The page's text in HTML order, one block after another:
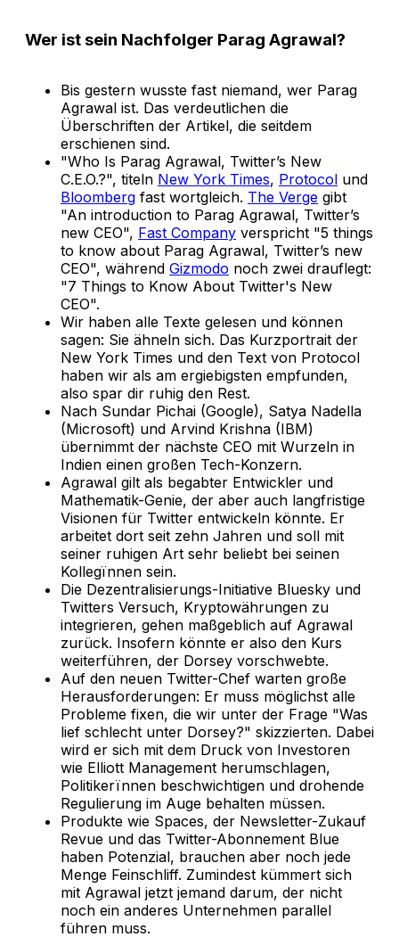
Wer ist sein Nachfolger Parag Agrawal?
Bis gestern wusste fast niemand, wer Parag
Agrawal ist. Das verdeutlichen die
Überschriften der Artikel, die seitdem
erschienen sind.
"Who Is Parag Agrawal, Twitter’s New
C.E.O.?", titeln New York Times, Protocol und
Bloomberg fast wortgleich. The Verge gibt
"An introduction to Parag Agrawal, Twitter’s
new CEO", Fast Company verspricht "5 things
to know about Parag Agrawal, Twitter’s new
CEO", während Gizmodo noch zwei drauflegt:
"7 Things to Know About Twitter's New
CEO".
Wir haben alle Texte gelesen und können
sagen: Sie ähneln sich. Das Kurzportrait der
New York Times und den Text von Protocol
haben wir als am ergiebigsten empfunden,
also spar dir ruhig den Rest.
Nach Sundar Pichai (Google), Satya Nadella
(Microsoft) und Arvind Krishna (IBM)
übernimmt der nächste CEO mit Wurzeln in
Indien einen großen Tech-Konzern.
Agrawal gilt als begabter Entwickler und
Mathematik-Genie, der aber auch langfristige
Visionen für Twitter entwickeln könnte. Er
arbeitet dort seit zehn Jahren und soll mit
seiner ruhigen Art sehr beliebt bei seinen
Kollegïnnen sein.
Die Dezentralisierungs-Initiative Bluesky und
Twitters Versuch, Kryptowährungen zu
integrieren, gehen maßgeblich auf Agrawal
zurück. Insofern könnte er also den Kurs
weiterführen, der Dorsey vorschwebte.
Auf den neuen Twitter-Chef warten große
Herausforderungen: Er muss möglichst alle
Probleme fixen, die wir unter der Frage "Was
lief schlecht unter Dorsey?" skizzierten. Dabei
wird er sich mit dem Druck von Investoren
wie Elliott Management herumschlagen,
Politikerïnnen beschwichtigen und drohende
Regulierung im Auge behalten müssen.
Produkte wie Spaces, der Newsletter-Zukauf
Revue und das Twitter-Abonnement Blue
haben Potenzial, brauchen aber noch jede
Menge Feinschliff. Zumindest kümmert sich
mit Agrawal jetzt jemand darum, der nicht
noch ein anderes Unternehmen parallel
führen muss.